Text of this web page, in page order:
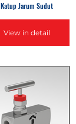
Katup Jarum Sudut
View in detail